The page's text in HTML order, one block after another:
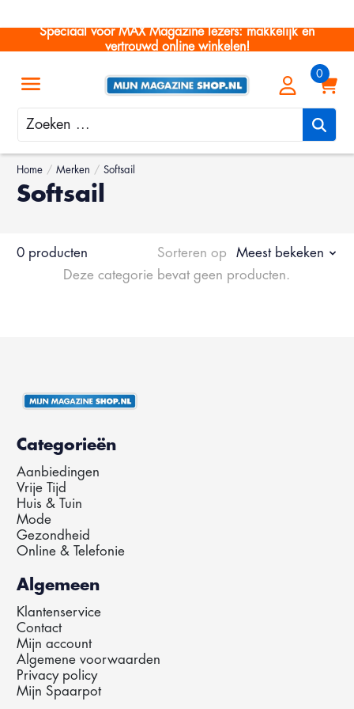
Speciaal voor MAX Magazine lezers: makkelijk en
vertrouwd online winkelen!
Zoeken
Home / Merken / Softsail
Softsail
0 producten Sorteren op
Meest bekeken
Deze categorie bevat geen producten.
Categorieën
Aanbiedingen
Vrije Tijd
Huis & Tuin
Mode
Gezondheid
Online & Telefonie
Algemeen
Klantenservice
Contact
Mijn account
Algemene voorwaarden
Privacy policy
Mijn Spaarpot